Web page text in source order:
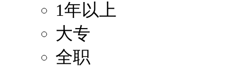
1年以上
大专
全职